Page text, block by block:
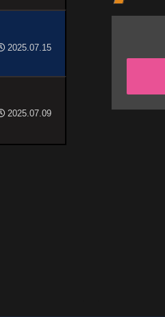
2025.07.15
2025.07.09